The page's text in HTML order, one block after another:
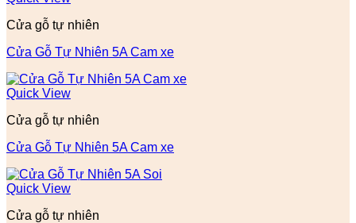
Cửa gỗ tự nhiên
Cửa Gỗ Tự Nhiên 5A Cam xe
Quick View
Cửa gỗ tự nhiên
Cửa Gỗ Tự Nhiên 5A Cam xe
Quick View
Cửa gỗ tự nhiên